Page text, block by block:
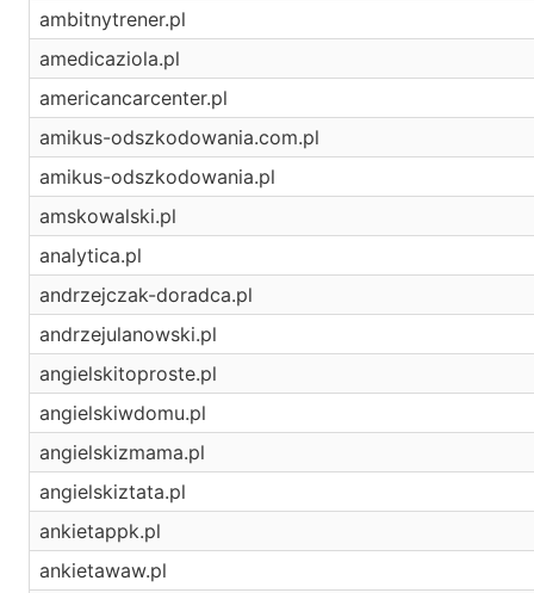
ambitnytrener.pl
amedicaziola.pl
americancarcenter.pl
amikus-odszkodowania.com.pl
amikus-odszkodowania.pl
amskowalski.pl
analytica.pl
andrzejczak-doradca.pl
andrzejulanowski.pl
angielskitoproste.pl
angielskiwdomu.pl
angielskizmama.pl
angielskiztata.pl
ankietappk.pl
ankietawaw.pl